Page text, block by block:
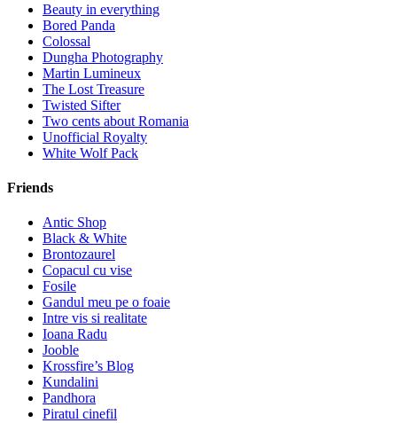
Beauty in everything
Bored Panda
Colossal
Dungha Photography
Martin Lumineux
The Lost Treasure
Twisted Sifter
Two cents about Romania
Unofficial Royalty
White Wolf Pack
Friends
Antic Shop
Black & White
Brontozaurel
Copacul cu vise
Fosile
Gandul meu pe o foaie
Intre vis si realitate
Ioana Radu
Jooble
Krossfire’s Blog
Kundalini
Pandhora
Piratul cinefil